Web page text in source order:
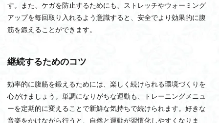
す。また、ケガを防止するためにも、ストレッチやウォーミング
アップを毎回取り入れるよう意識すると、安全でより効果的に腹
筋を鍛えることができます。
継続するためのコツ
効率的に腹筋を鍛えるためには、楽しく続けられる環境づくりを
心がけましょう。単調になりがちな運動も、トレーニングメニュ
ーを定期的に変えることで新鮮な気持ちで続けられます。好きな
音楽をかけながら行うと、自然と運動が習慣化しやすくなりま